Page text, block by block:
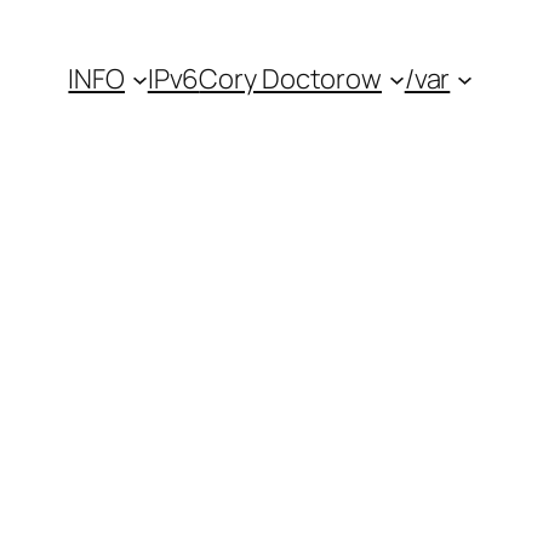
INFO IPv6Cory Doctorow /var